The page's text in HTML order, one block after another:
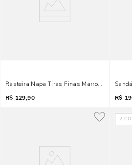
Rasteira Napa Tiras Finas Marrom Metal
R$ 129,90
R$
2